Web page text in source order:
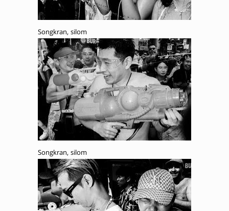
Songkran, silom
Songkran, silom